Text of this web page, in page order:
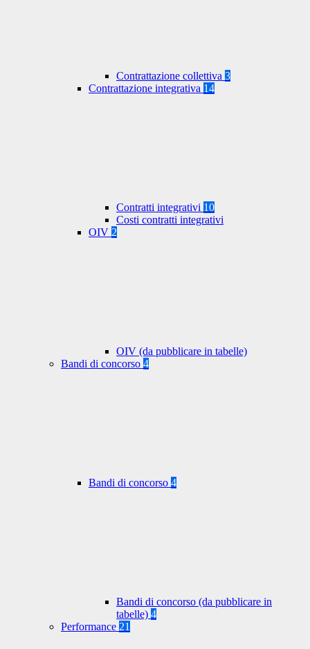
Contrattazione collettiva 3
Contrattazione integrativa 14
Contratti integrativi 10
Costi contratti integrativi
OIV 2
OIV (da pubblicare in tabelle)
Bandi di concorso 4
Bandi di concorso 4
Bandi di concorso (da pubblicare in
tabelle) 4
Performance 21